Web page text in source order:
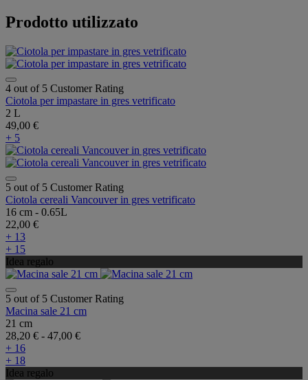
Prodotto utilizzato
4 out of 5 Customer Rating
Ciotola per impastare in gres vetrificato
2 L
49,00 €
+ 5
5 out of 5 Customer Rating
Ciotola cereali Vancouver in gres vetrificato
16 cm - 0.65L
22,00 €
+ 13
+ 15
Idea regalo
5 out of 5 Customer Rating
Macina sale 21 cm
21 cm
28,20 € - 47,00 €
+ 16
+ 18
Idea regalo